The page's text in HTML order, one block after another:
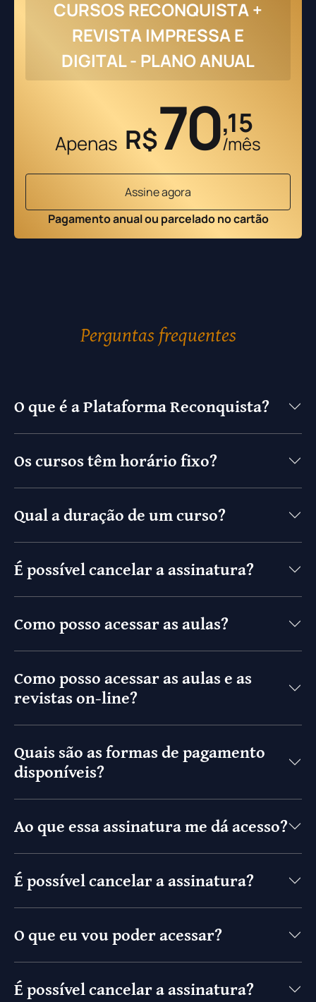
CURSOS RECONQUISTA +
REVISTA IMPRESSA E
DIGITAL - PLANO ANUAL
Apenas R$70,15
/mês
Assine agora
Pagamento anual ou parcelado no cartão
Perguntas frequentes
O que é a Plataforma Reconquista?
Os cursos têm horário fixo?
Qual a duração de um curso?
É possível cancelar a assinatura?
Como posso acessar as aulas?
Como posso acessar as aulas e as
revistas on-line?
Quais são as formas de pagamento
disponíveis?
Ao que essa assinatura me dá acesso?
É possível cancelar a assinatura?
O que eu vou poder acessar?
É possível cancelar a assinatura?